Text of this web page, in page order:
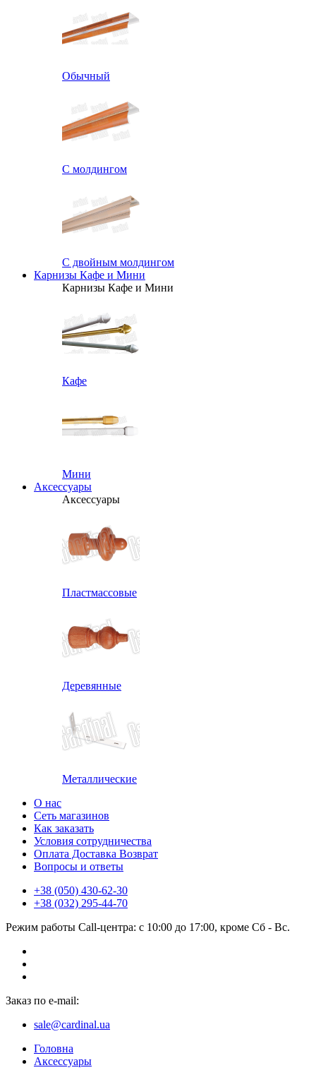
Обычный
С молдингом
С двойным молдингом
Карнизы Кафе и Мини
Карнизы Кафе и Мини
Кафе
Мини
Аксессуары
Аксессуары
Пластмассовые
Деревянные
Металлические
О нас
Сеть магазинов
Как заказать
Условия сотрудничества
Оплата Доставка Возврат
Вопросы и ответы
+38 (050) 430-62-30
+38 (032) 295-44-70
Режим работы Call-центра: с 10:00 до 17:00, кроме Сб - Вс.
Заказ по e-mail:
sale@cardinal.ua
Головна
Аксессуары